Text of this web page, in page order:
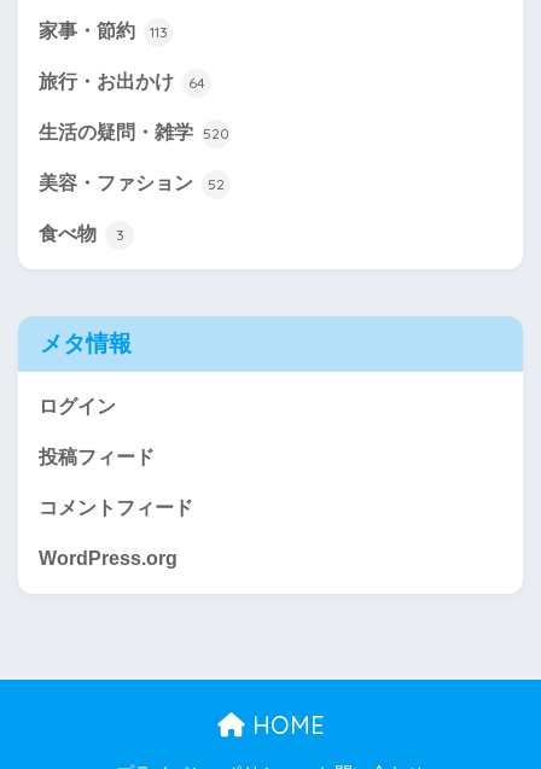
家事・節約 113
旅行・お出かけ 64
生活の疑問・雑学 520
美容・ファション 52
食べ物 3
メタ情報
ログイン
投稿フィード
コメントフィード
WordPress.org
HOME